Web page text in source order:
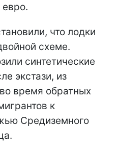
что лодки
схеме.
синтетические
экстази, из
время обратных
к
Средиземного